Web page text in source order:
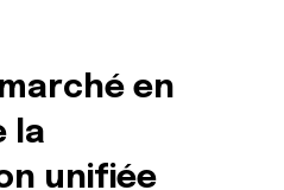
en
la
unifiée